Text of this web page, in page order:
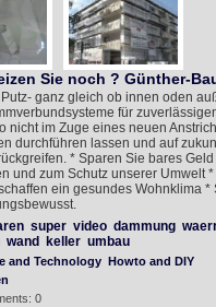
Sie noch ? Günther-
ganz gleich ob innen oden
für
nicht im Zuge eines neuen
durchführen lassen und auf
* Sparen Sie bares
und zum Schutz unserer Umwelt
ein gesundes Wohnklima *
super video dammung
wand keller umbau
and Technology Howto and DIY
0